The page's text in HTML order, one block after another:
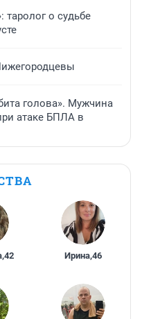
таролог о судьбе
голова». Мужчина
атаке БПЛА в
,42 Ирина,46